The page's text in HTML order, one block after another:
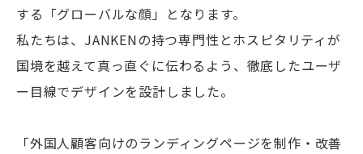
する「グローバルな顔」となります。
私たちは、JANKENの持つ専門性とホスピタリティが
国境を越えて真っ直ぐに伝わるよう、徹底したユーザ
ー目線でデザインを設計しました。
「外国人顧客向けのランディングページを制作・改善